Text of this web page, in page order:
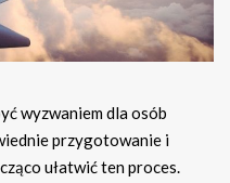
wyzwaniem dla osób
przygotowanie i
ułatwić ten proces.